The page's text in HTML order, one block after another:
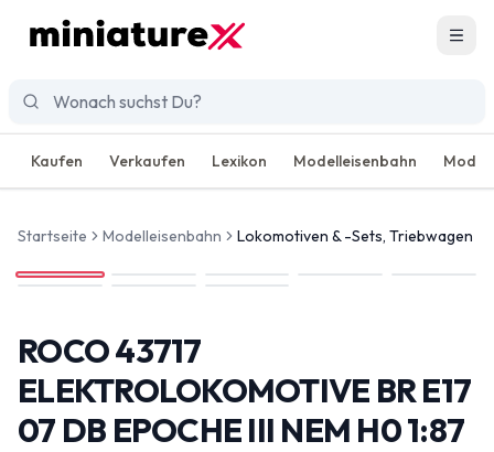
Menü
Kaufen Verkaufen Lexikon Modelleisenbahn
Startseite Modelleisenbahn Lokomotiven & -Sets, Triebwagen
ROCO 43717
ELEKTROLOKOMOTIVE BR E17
07 DB EPOCHE III NEM H0 1:87